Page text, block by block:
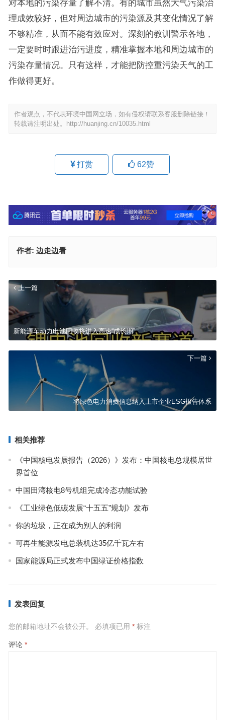
对本地的污染存量了解不清。有的城市虽然大气污染治
理成效较好，但对周边城市的污染源及其变化情况了解
不够精准，从而不能有效应对。深刻的教训警示各地，
一定要时时跟进治污进度，精准掌握本地和周边城市的
污染存量情况。只有这样，才能把防控重污染天气的工
作做得更好。
作者观点，不代表环境中国网立场，如有侵权请联系客服删除链接！
转载请注明出处。
http://huanjing.cn/10035.html
打赏 62赞
作者: 边走边看
上一篇
新能源车动力电池回收将进入高速“成长期”
下一篇
将绿色电力消费信息纳入上市企业ESG报告体系
相关推荐
《中国核电发展报告（2026）》发布：中国核电总规模居世
界首位
中国田湾核电8号机组完成冷态功能试验
《工业绿色低碳发展“十五五”规划》发布
你的垃圾，正在成为别人的利润
可再生能源发电总装机达35亿千瓦左右
国家能源局正式发布中国绿证价格指数
发表回复
您的邮箱地址不会被公开。 必填项已用 *标注
评论 *